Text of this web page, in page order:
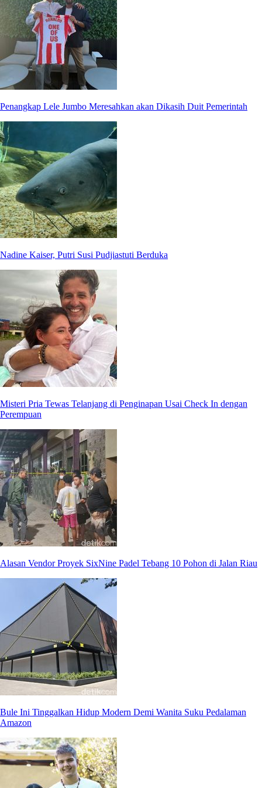
Penangkap Lele Jumbo Meresahkan akan Dikasih Duit Pemerintah
Nadine Kaiser, Putri Susi Pudjiastuti Berduka
Misteri Pria Tewas Telanjang di Penginapan Usai Check In dengan
Perempuan
Alasan Vendor Proyek SixNine Padel Tebang 10 Pohon di Jalan Riau
Bule Ini Tinggalkan Hidup Modern Demi Wanita Suku Pedalaman
Amazon